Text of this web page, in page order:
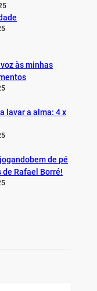
às minhas
lavar a alma: 4 x
de pé
de Rafael Borré!